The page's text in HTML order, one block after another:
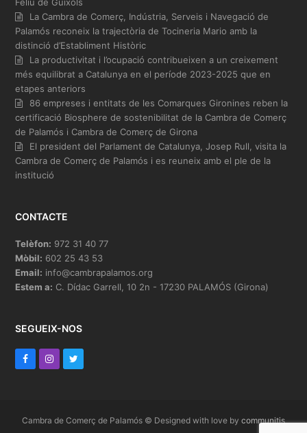
La Cambra de Comerç, Indústria, Serveis i Navegació de
Palamós reconeix la trajectòria de Tocineria Mario amb la
distinció d’Establiment Històric
La productivitat i l’ocupació contribueixen a un creixement
més equilibrat a Catalunya en el període 2023-2025 que en
etapes anteriors
86 empreses i entitats de les Comarques Gironines reben la
certificació Biosphere de sostenibilitat de la Cambra de Comerç
de Palamós i Cambra de Comerç de Girona
El president del Parlament de Catalunya, Josep Rull, visita la
Cambra de Comerç de Palamós i es reuneix amb el ple de la
institució
CONTACTE
Telèfon: 972 31 40 77
Mòbil: 602 25 43 53
Email: info@cambrapalamos.org
Estem a: C. Dídac Garrell, 10 2n - 17230 PALAMÓS (Girona)
SEGUEIX-NOS
e
t
t
Cambra de Comerç de Palamós © Designed with love by communitis